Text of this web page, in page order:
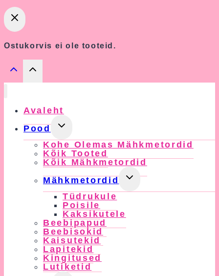
Ostukorvis ei ole tooteid.
Avaleht
Pood
Toggle
Child
Menu
Kohe Olemas Mähkmetordid
Kõik Tooted
Kõik Mähkmetordid
Mähkmetordid
Toggle
Child
Tüdrukule
Poisile
Kaksikutele
Beebipapud
Beebisokid
Kaisutekid
Lapitekid
Kingitused
Lutiketid